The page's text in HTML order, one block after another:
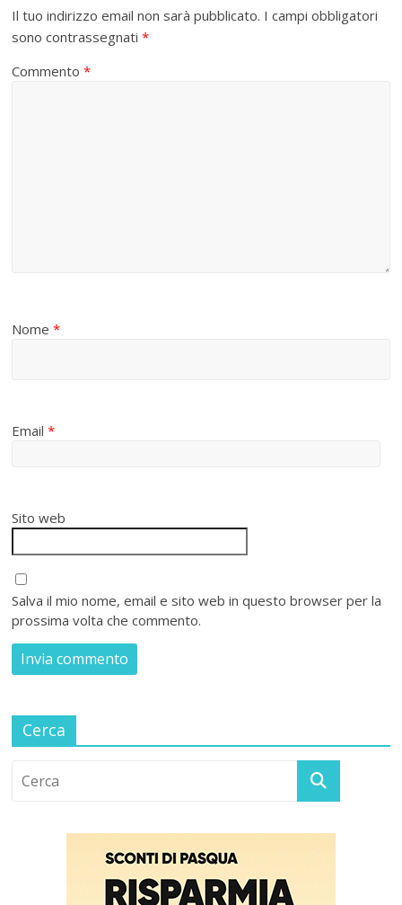
Il tuo indirizzo email non sarà pubblicato. I campi obbligatori
sono contrassegnati*
Commento*
Nome*
Email*
Sito web
Salva il mio nome, email e sito web in questo browser per la
prossima volta che commento.
Cerca